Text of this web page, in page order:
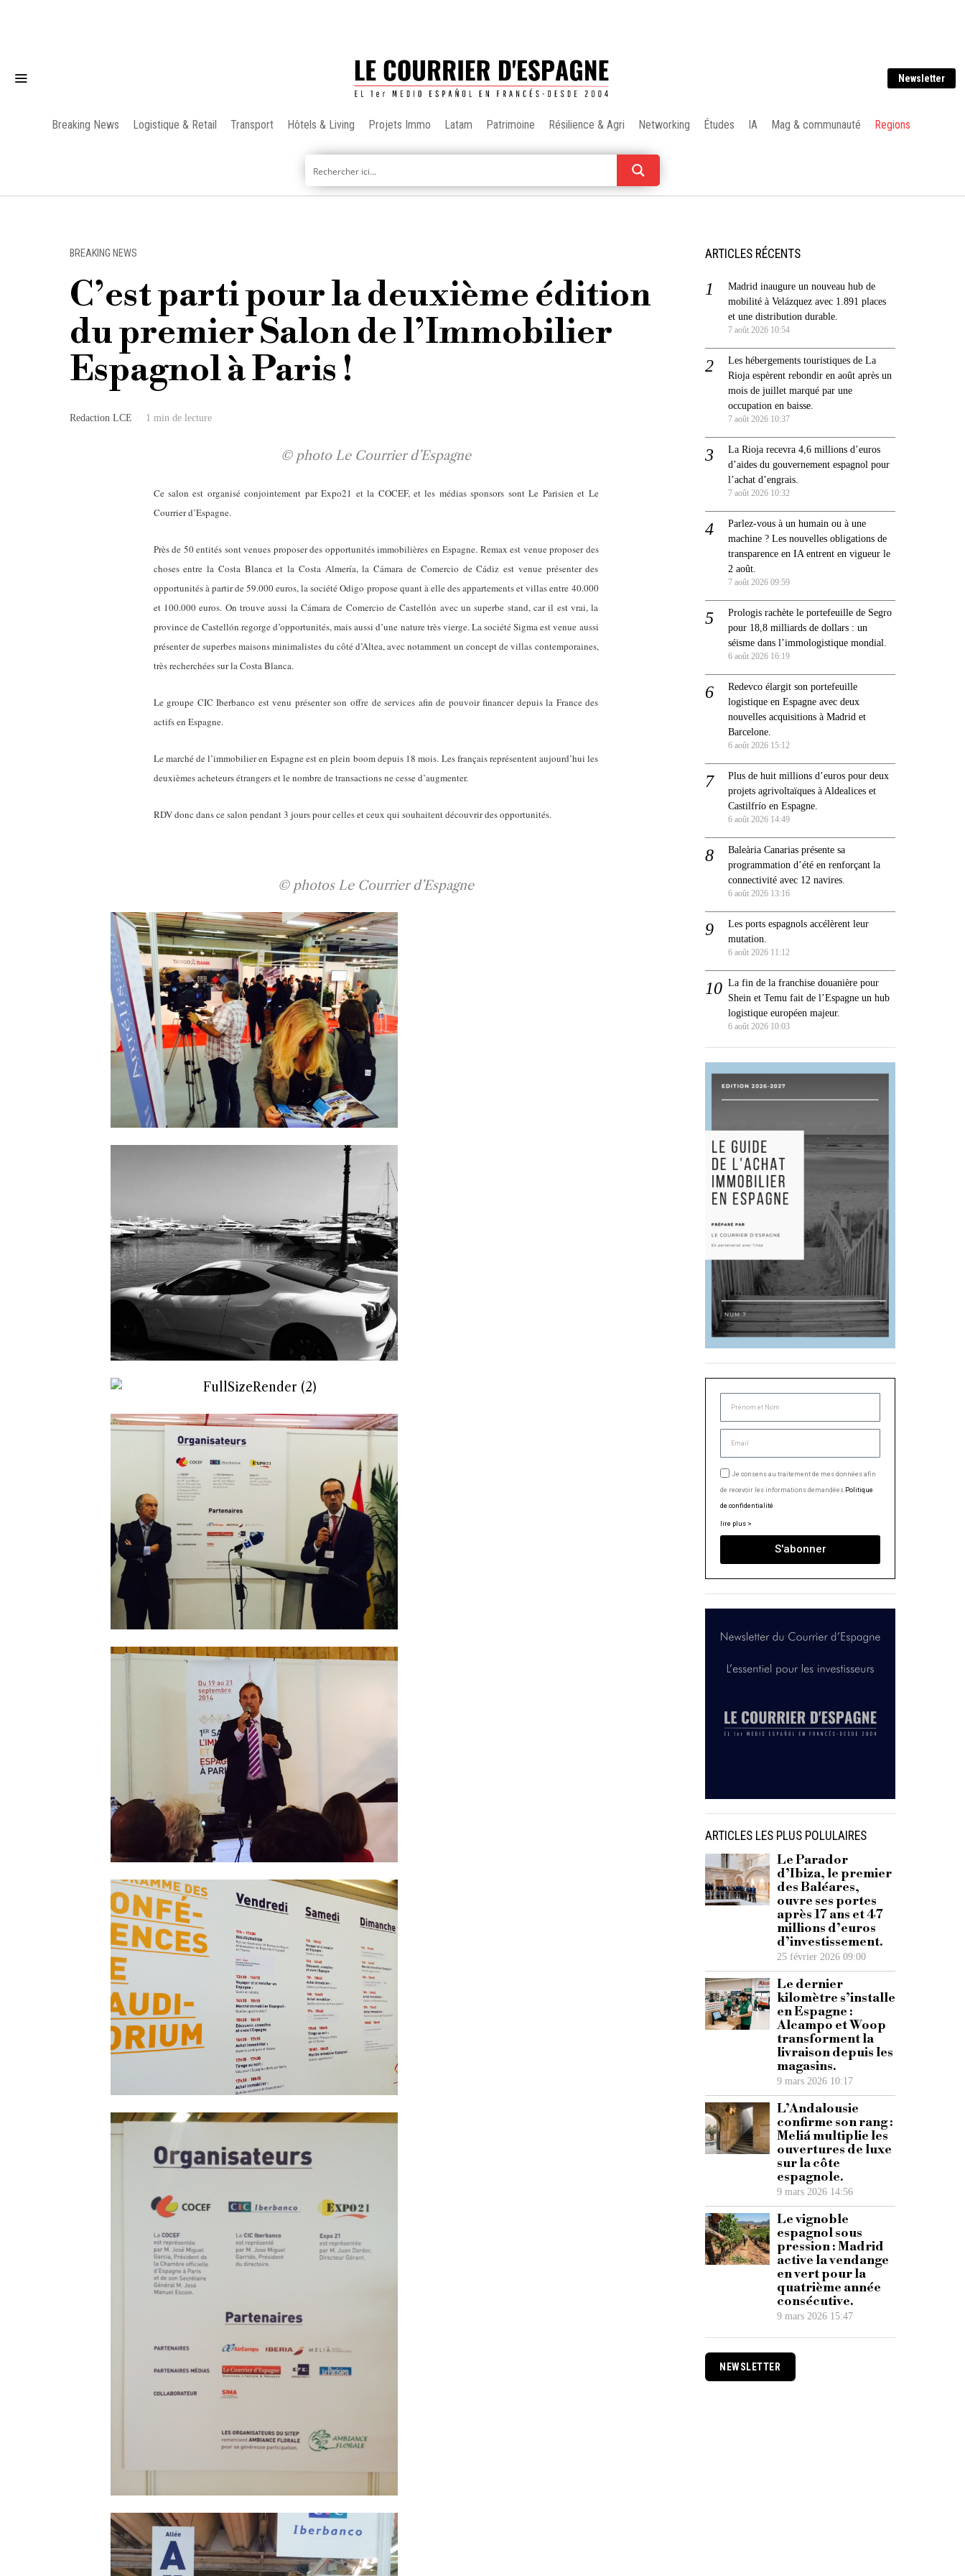
Newsletter
Breaking News Logistique & Retail Transport Hôtels & Living Projets Immo Latam Patrimoine Résilience & Agri Networking Études IA Mag & communauté Regions
BREAKING NEWS
C’est parti pour la deuxième édition
du premier Salon de l’Immobilier
Espagnol à Paris !
Redaction LCE 1 min de lecture
© photo Le Courrier d’Espagne
Ce salon est organisé conjointement par Expo21 et la COCEF, et les médias sponsors sont Le Parisien et Le
Courrier d’Espagne.
Près de 50 entités sont venues proposer des opportunités immobilières en Espagne. Remax est venue proposer des
choses entre la Costa Blanca et la Costa Almería, la Cámara de Comercio de Cádiz est venue présenter des
opportunités à partir de 59.000 euros, la société Odigo propose quant à elle des appartements et villas entre 40.000
et 100.000 euros. On trouve aussi la Cámara de Comercio de Castellón avec un superbe stand, car il est vrai, la
province de Castellón regorge d’opportunités, mais aussi d’une nature très vierge. La société Sigma est venue aussi
présenter de superbes maisons minimalistes du côté d’Altea, avec notamment un concept de villas contemporaines,
très recherchées sur la Costa Blanca.
Le groupe CIC Iberbanco est venu présenter son offre de services afin de pouvoir financer depuis la France des
actifs en Espagne.
Le marché de l’immobilier en Espagne est en plein boom depuis 18 mois. Les français représentent aujourd’hui les
deuxièmes acheteurs étrangers et le nombre de transactions ne cesse d’augmenter.
RDV donc dans ce salon pendant 3 jours pour celles et ceux qui souhaitent découvrir des opportunités.
© photos Le Courrier d’Espagne
ARTICLES RÉCENTS
Madrid inaugure un nouveau hub de
mobilité à Velázquez avec 1.891 places
et une distribution durable.
7 août 2026 10:54
Les hébergements touristiques de La
Rioja espèrent rebondir en août après un
mois de juillet marqué par une
occupation en baisse.
7 août 2026 10:37
La Rioja recevra 4,6 millions d’euros
d’aides du gouvernement espagnol pour
l’achat d’engrais.
7 août 2026 10:32
Parlez-vous à un humain ou à une
machine ? Les nouvelles obligations de
transparence en IA entrent en vigueur le
2 août.
7 août 2026 09:59
Prologis rachète le portefeuille de Segro
pour 18,8 milliards de dollars : un
séisme dans l’immologistique mondial.
6 août 2026 16:19
Redevco élargit son portefeuille
logistique en Espagne avec deux
nouvelles acquisitions à Madrid et
Barcelone.
6 août 2026 15:12
Plus de huit millions d’euros pour deux
projets agrivoltaïques à Aldealices et
Castilfrío en Espagne.
6 août 2026 14:49
Baleària Canarias présente sa
programmation d’été en renforçant la
connectivité avec 12 navires.
6 août 2026 13:16
Les ports espagnols accélèrent leur
mutation.
6 août 2026 11:12
La fin de la franchise douanière pour
Shein et Temu fait de l’Espagne un hub
logistique européen majeur.
6 août 2026 10:03
Je consens au traitement de mes données afin
de recevoir les informations demandées. Politique
de confidentialité
lire plus >
S'abonner
ARTICLES LES PLUS POLULAIRES
Le Parador
d’Ibiza, le premier
des Baléares,
ouvre ses portes
après 17 ans et 47
millions d’euros
d’investissement.
25 février 2026 09:00
Le dernier
kilomètre s’installe
en Espagne :
Alcampo et Woop
transforment la
livraison depuis les
magasins.
9 mars 2026 10:17
L’Andalousie
confirme son rang :
Meliá multiplie les
ouvertures de luxe
sur la côte
espagnole.
9 mars 2026 14:56
Le vignoble
espagnol sous
pression : Madrid
active la vendange
en vert pour la
quatrième année
consécutive.
9 mars 2026 15:47
NEWSLETTER